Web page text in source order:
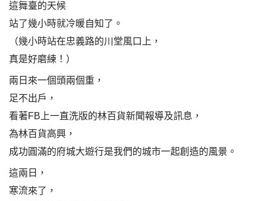
這舞臺的天候
站了幾小時就冷暖自知了。
（幾小時站在忠義路的川堂風口上，
真是好磨練！）
兩日來一個頭兩個重，
足不出戶，
看著FB上一直洗版的林百貨新聞報導及訊息，
為林百貨高興，
成功圓滿的府城大遊行是我們的城市一起創造的風景。
這兩日，
寒流來了，